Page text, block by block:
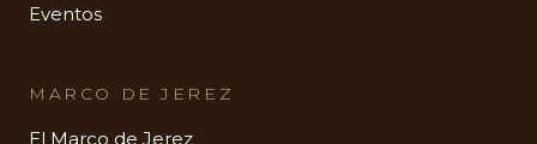
Eventos
MARCO DE JEREZ
El Marco de Jerez